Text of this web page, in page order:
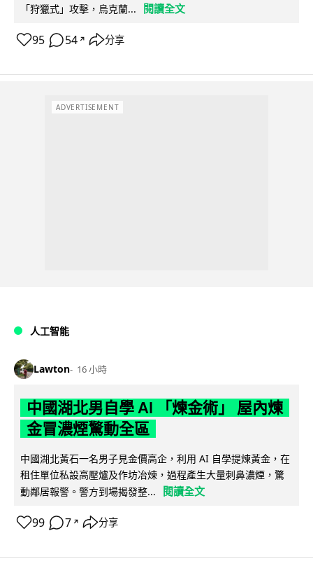
「狩獵式」攻擊，烏克蘭...
閱讀全文
95 54 ↗ 分享
ADVERTISEMENT
人工智能
Lawton 16 小時
中國湖北男自學 AI 「煉金術」 屋內煉
金冒濃煙驚動全區
中國湖北黃石一名男子見金價高企，利用 AI 自學提煉黃金，在
租住單位私設高壓爐及作坊冶煉，過程產生大量刺鼻濃煙，驚
動鄰居報警。警方到場揭發整...
閱讀全文
99 7 ↗ 分享